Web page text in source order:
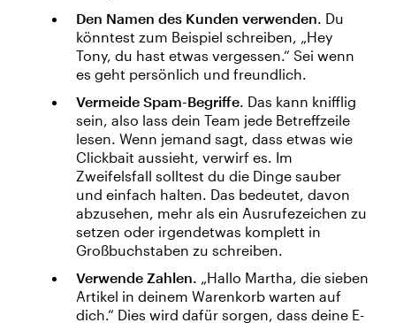
Den Namen des Kunden verwenden . Du
könntest zum Beispiel schreiben, „Hey
Tony, du hast etwas vergessen.“ Sei wenn
es geht persönlich und freundlich.
Vermeide Spam-Begriffe . Das kann knifflig
sein, also lass dein Team jede Betreffzeile
lesen. Wenn jemand sagt, dass etwas wie
Clickbait aussieht, verwirf es. Im
Zweifelsfall solltest du die Dinge sauber
und einfach halten. Das bedeutet, davon
abzusehen, mehr als ein Ausrufezeichen zu
setzen oder irgendetwas komplett in
Großbuchstaben zu schreiben.
Verwende Zahlen.
„Hallo Martha, die sieben
Artikel in deinem Warenkorb warten auf
dich.“ Dies wird dafür sorgen, dass deine E-